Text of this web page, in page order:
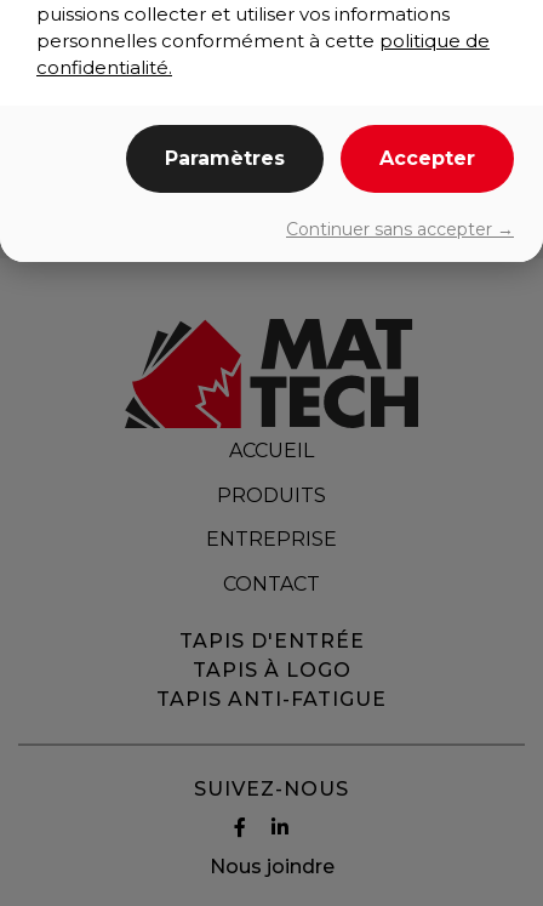
Anti-fatigue
ACCUEIL
PRODUITS
ENTREPRISE
CONTACT
TAPIS D'ENTRÉE
TAPIS À LOGO
TAPIS ANTI-FATIGUE
SUIVEZ-NOUS
Nous joindre
puissions collecter et utiliser vos informations
personnelles conformément à cette politique de
confidentialité.
Paramètres Accepter
Continuer sans accepter →